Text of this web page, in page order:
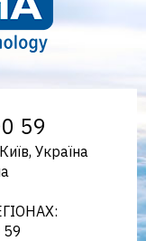
59
Україна
59